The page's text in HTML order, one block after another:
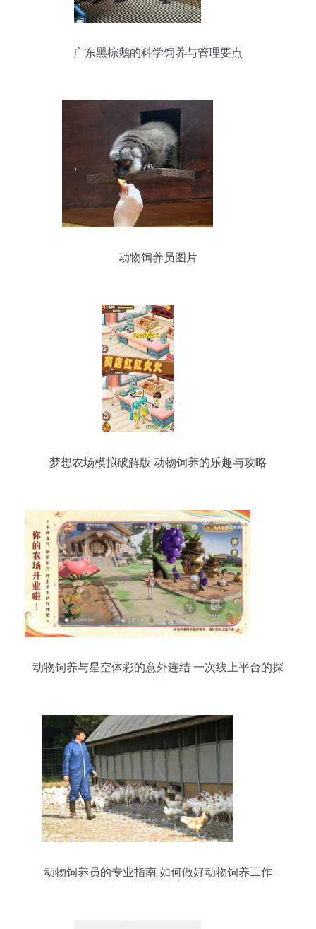
广东黑棕鹅的科学饲养与管理要点
动物饲养员图片
梦想农场模拟破解版 动物饲养的乐趣与攻略
动物饲养与星空体彩的意外连结 一次线上平台的探
动物饲养员的专业指南 如何做好动物饲养工作